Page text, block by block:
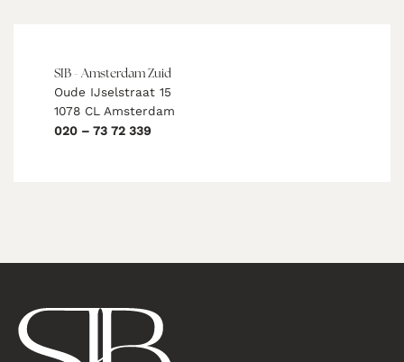
SIB - Amsterdam Zuid
Oude IJselstraat 15
1078 CL Amsterdam
020 – 73 72 339